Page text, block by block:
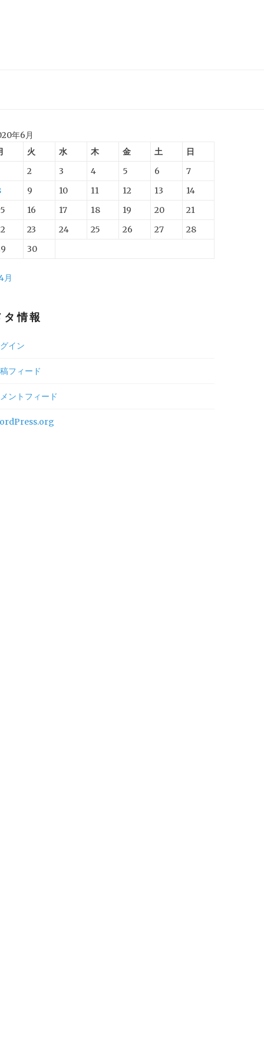
年6月
火 水 木 金 土
日
2
3 4 5 6
7
9 10 11 12 13
14
16 17 18 19 20
21
23 24 25 26 27
28
30
月
タ情報
イン
フィード
ントフィード